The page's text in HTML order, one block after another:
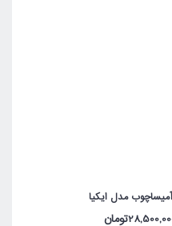
مدل ایکیا